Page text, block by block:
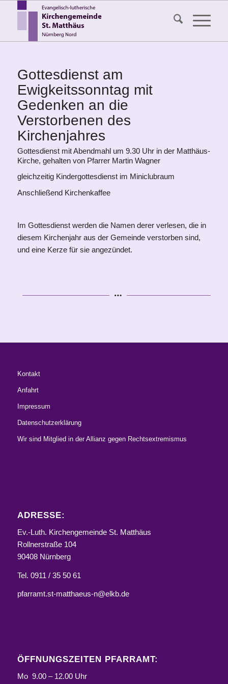
Gottesdienst am
Ewigkeitssonntag mit
Gedenken an die
Verstorbenen des
Kirchenjahres
Gottesdienst mit Abendmahl um 9.30 Uhr in der Matthäus-
Kirche, gehalten von Pfarrer Martin Wagner
gleichzeitig Kindergottesdienst im Miniclubraum
Anschließend Kirchenkaffee
Im Gottesdienst werden die Namen derer verlesen, die in
diesem Kirchenjahr aus der Gemeinde verstorben sind,
und eine Kerze für sie angezündet.
Kontakt
Anfahrt
Impressum
Datenschutzerklärung
Wir sind Mitglied in der Allianz gegen Rechtsextremismus
ADRESSE:
Ev.-Luth. Kirchengemeinde St. Matthäus
Rollnerstraße 104
90408 Nürnberg
Tel. 0911 / 35 50 61
pfarramt.st-matthaeus-n@elkb.de
ÖFFNUNGSZEITEN PFARRAMT:
Mo 9.00 – 12.00 Uhr